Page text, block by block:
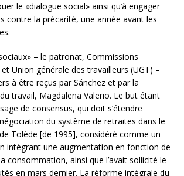
le «dialogue social» ainsi qu’à engager
contre la précarité, une année avant les
– le patronat, Commissions
Union générale des travailleurs (UGT) –
à être reçus par Sánchez et par la
travail, Magdalena Valerio. Le but étant
de consensus, qui doit s’étendre
du système de retraites dans le
Tolède [de 1995], considéré comme un
intégrant une augmentation en fonction de
consommation, ainsi que l’avait sollicité le
en mars dernier. La réforme intégrale du